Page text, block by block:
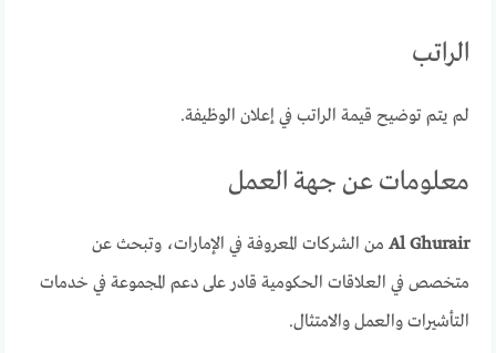
الراتب
لم يتم توضيح قيمة الراتب في إعلان الوظيفة.
معلومات عن جهة العمل
Al Ghurair من الشركات المعروفة في الإمارات، وتبحث عن
متخصص في العلاقات الحكومية قادر على دعم المجموعة في خدمات
التأشيرات والعمل والامتثال.